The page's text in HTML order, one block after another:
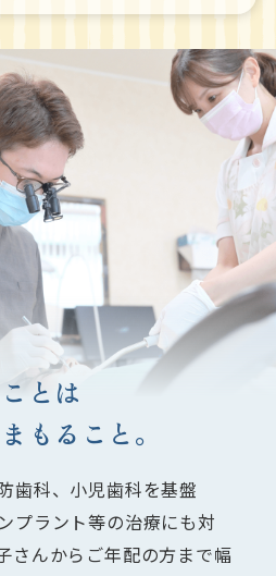
とは
もること。
歯科、小児歯科を基盤
プラント等の治療にも対
さんからご年配の方まで幅